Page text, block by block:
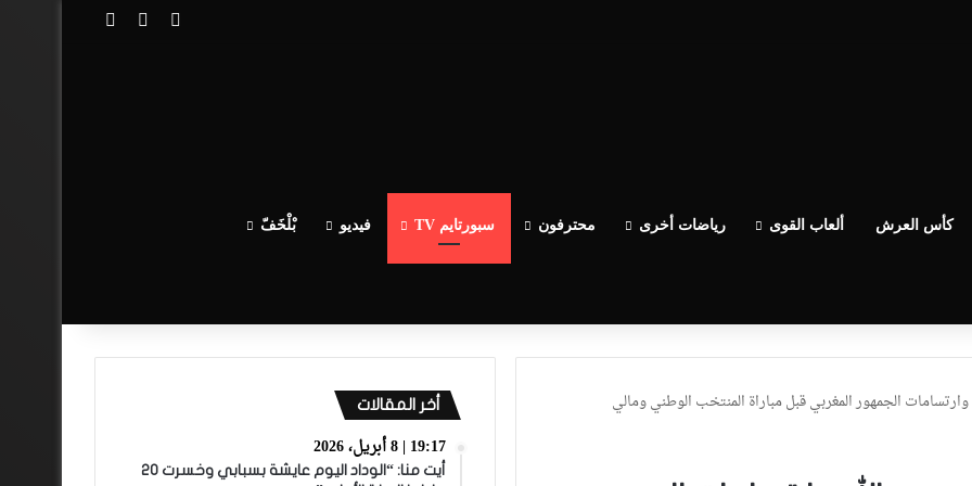
تسجيل الدخول
مقال عشوائي
كأس العرش ألعاب القوى رياضات أخرى محترفون سبورتايم TV فيديو بْلْخَفّ
الجمهور المغربي قبل مباراة المنتخب الوطني ومالي
أخر المقالات
19:17 | 8 أبريل، 2026
أيت منا: “الوداد اليوم عايشة بسبابي وخسرت 20